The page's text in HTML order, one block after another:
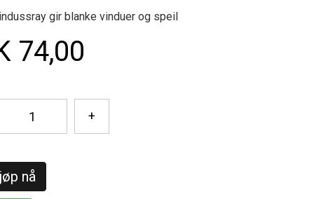
gir blanke vinduer og speil
74,00
+
nå